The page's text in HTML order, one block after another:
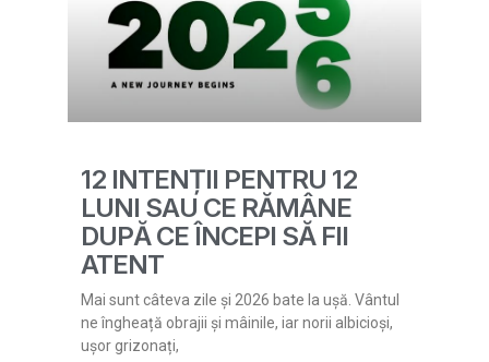
12 INTENȚII PENTRU 12
LUNI SAU CE RĂMÂNE
DUPĂ CE ÎNCEPI SĂ FII
ATENT
Mai sunt câteva zile și 2026 bate la ușă. Vântul
ne îngheață obrajii și mâinile, iar norii albicioși,
ușor grizonați,